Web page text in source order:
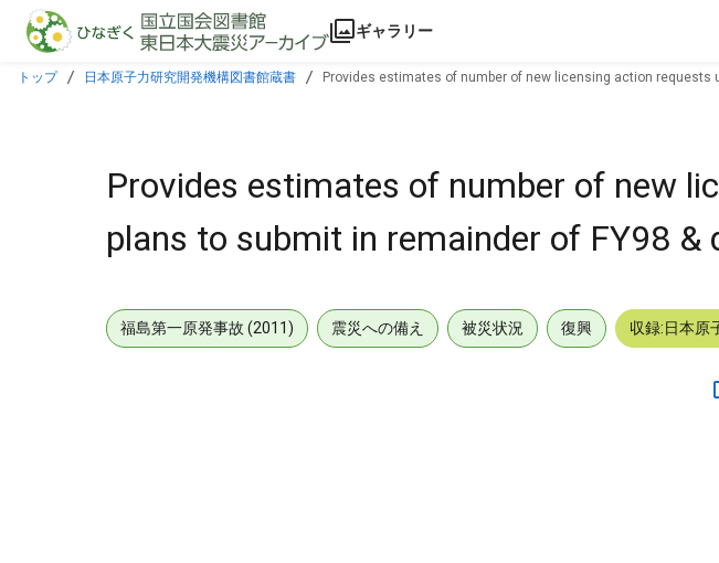
本文に飛ぶ
ギャラリー
トップ 日本原子力研究開発機構図書館蔵書 Provides estimates of number of new licensing action requests
Provides estimates of number of new
plans to submit in remainder of FY98 &
福島第一原発事故 (2011) 震災への備え 被災状況 復興 収録:日本原